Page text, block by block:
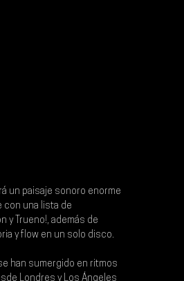
un paisaje sonoro enorme
con una lista de
y Trueno!, además de
y flow en un solo disco.
han sumergido en ritmos
Londres y Los Ángeles